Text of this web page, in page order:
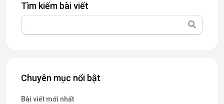
Tìm kiếm bài viết
Chuyên mục nổi bật
Bài viết mới nhất